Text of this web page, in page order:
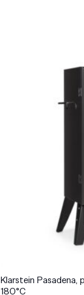
Klarstein Pasadena,
180°C